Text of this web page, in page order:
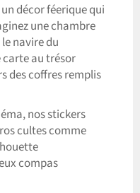
décor féerique qui
une chambre
navire du
carte au trésor
des coffres remplis
nos stickers
cultes comme
compas